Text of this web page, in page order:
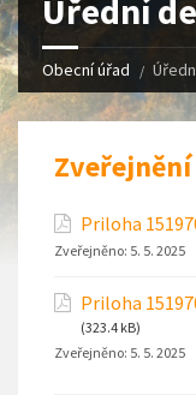
Úřední
Obecní úřad
Priloha
Zveřejněno: 5. 5. 2025
Priloha
(323.4 kB)
Zveřejněno: 5. 5. 2025